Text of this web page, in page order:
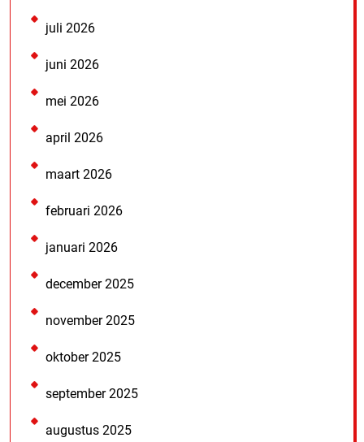
juli 2026
juni 2026
mei 2026
april 2026
maart 2026
februari 2026
januari 2026
december 2025
november 2025
oktober 2025
september 2025
augustus 2025